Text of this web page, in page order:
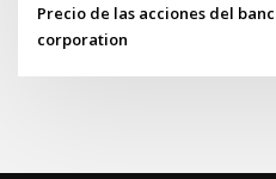
Precio de las acciones del
corporation